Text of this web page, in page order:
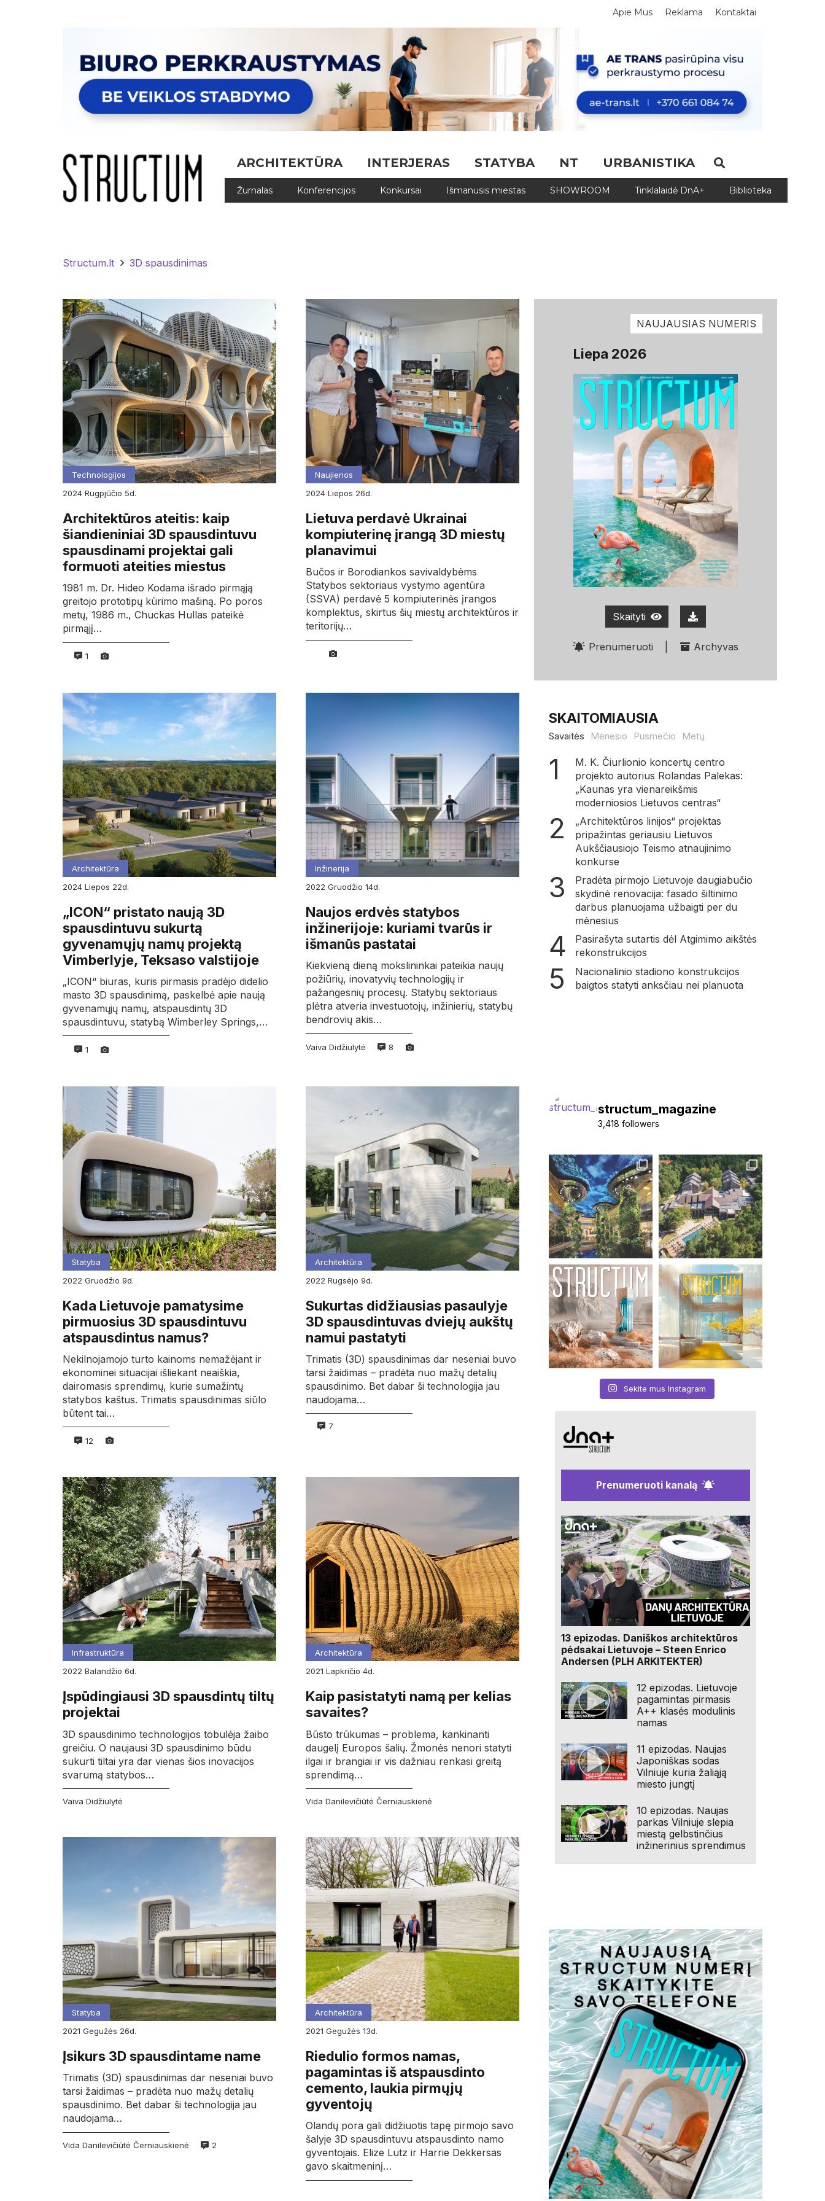
Apie Mus Reklama Kontaktai
ARCHITEKTŪRA INTERJERAS STATYBA NT URBANISTIKA
Žurnalas Konferencijos Konkursai Išmanusis miestas SHOWROOM Tinklalaidė DnA+ Biblioteka
Structum.lt 3D spausdinimas
Technologijos
2024
rugpjūčio 5d.
Architektūros ateitis: kaip
šiandieniniai 3D spausdintuvu
spausdinami projektai gali
formuoti ateities miestus
1981 m. Dr. Hideo Kodama išrado pirmąją
greitojo prototipų kūrimo mašiną. Po poros
metų, 1986 m., Chuckas Hullas pateikė
pirmąjį…
1
Naujienos
2024
liepos 26d.
Lietuva perdavė Ukrainai
kompiuterinę įrangą 3D miestų
planavimui
Bučos ir Borodiankos savivaldybėms
Statybos sektoriaus vystymo agentūra
(SSVA) perdavė 5 kompiuterinės įrangos
komplektus, skirtus šių miestų architektūros ir
teritorijų…
Architektūra
2024
liepos 22d.
„ICON“ pristato naują 3D
spausdintuvu sukurtą
gyvenamųjų namų projektą
Vimberlyje, Teksaso valstijoje
„ICON“ biuras, kuris pirmasis pradėjo didelio
masto 3D spausdinimą, paskelbė apie naują
gyvenamųjų namų, atspausdintų 3D
spausdintuvu, statybą Wimberley Springs,…
1
Inžinerija
2022
gruodžio 14d.
Naujos erdvės statybos
inžinerijoje: kuriami tvarūs ir
išmanūs pastatai
Kiekvieną dieną mokslininkai pateikia naujų
požiūrių, inovatyvių technologijų ir
pažangesnių procesų. Statybų sektoriaus
plėtra atveria investuotojų, inžinierių, statybų
bendrovių akis…
Vaiva Didžiulytė 8
Statyba
2022
gruodžio 9d.
Kada Lietuvoje pamatysime
pirmuosius 3D spausdintuvu
atspausdintus namus?
Nekilnojamojo turto kainoms nemažėjant ir
ekonominei situacijai išliekant neaiškia,
dairomasis sprendimų, kurie sumažintų
statybos kaštus. Trimatis spausdinimas siūlo
būtent tai…
12
Architektūra
2022
rugsėjo 9d.
Sukurtas didžiausias pasaulyje
3D spausdintuvas dviejų aukštų
namui pastatyti
Trimatis (3D) spausdinimas dar neseniai buvo
tarsi žaidimas – pradėta nuo mažų detalių
spausdinimo. Bet dabar ši technologija jau
naudojama…
7
Infrastruktūra
2022
balandžio 6d.
Įspūdingiausi 3D spausdintų tiltų
projektai
3D spausdinimo technologijos tobulėja žaibo
greičiu. O naujausi 3D spausdinimo būdu
sukurti tiltai yra dar vienas šios inovacijos
svarumą statybos…
Vaiva Didžiulytė
Architektūra
2021
lapkričio 4d.
Kaip pasistatyti namą per kelias
savaites?
Būsto trūkumas – problema, kankinanti
daugelį Europos šalių. Žmonės nenori statyti
ilgai ir brangiai ir vis dažniau renkasi greitą
sprendimą…
Vida Danilevičiūtė Černiauskienė
Statyba
2021
gegužės 26d.
Įsikurs 3D spausdintame name
Trimatis (3D) spausdinimas dar neseniai buvo
tarsi žaidimas – pradėta nuo mažų detalių
spausdinimo. Bet dabar ši technologija jau
naudojama…
Vida Danilevičiūtė Černiauskienė 2
Architektūra
2021
gegužės 13d.
Riedulio formos namas,
pagamintas iš atspausdinto
cemento, laukia pirmųjų
gyventojų
Olandų pora gali didžiuotis tapę pirmojo savo
šalyje 3D spausdintuvu atspausdinto namo
gyventojais. Elize Lutz ir Harrie Dekkersas
gavo skaitmeninį…
NAUJAUSIAS NUMERIS
Liepa 2026
Skaityti
Prenumeruoti Archyvas
SKAITOMIAUSIA
Savaitės Mėnesio Pusmečio Metų
M. K. Čiurlionio koncertų centro
projekto autorius Rolandas Palekas:
„Kaunas yra vienareikšmis
moderniosios Lietuvos centras“
„Architektūros linijos“ projektas
pripažintas geriausiu Lietuvos
Aukščiausiojo Teismo atnaujinimo
konkurse
Pradėta pirmojo Lietuvoje daugiabučio
skydinė renovacija: fasado šiltinimo
darbus planuojama užbaigti per du
mėnesius
Pasirašyta sutartis dėl Atgimimo aikštės
rekonstrukcijos
Nacionalinio stadiono konstrukcijos
baigtos statyti anksčiau nei planuota
structum_magazine
3,418 followers
Sekite mus Instagram
Prenumeruoti kanalą
13 epizodas. Daniškos architektūros
pėdsakai Lietuvoje – Steen Enrico
Andersen (PLH ARKITEKTER)
12 epizodas. Lietuvoje
pagamintas pirmasis
A++ klasės modulinis
namas
11 epizodas. Naujas
Japoniškas sodas
Vilniuje kuria žaliąją
miesto jungtį
10 epizodas. Naujas
parkas Vilniuje slepia
miestą gelbstinčius
inžinerinius sprendimus